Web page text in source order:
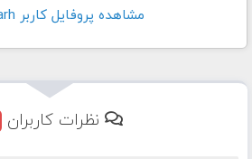
مشاهده پروفايل کاربر mihantarh
نظرات کاربران